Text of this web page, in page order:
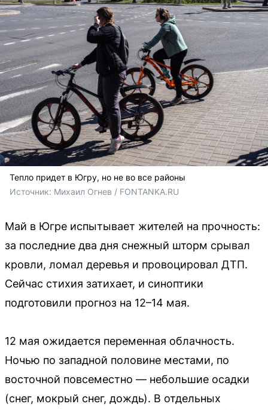
Тепло придет в Югру, но не во все районы
Источник: Михаил Огнев / FONTANKA.RU
Май в Югре испытывает жителей на прочность:
за последние два дня снежный шторм срывал
кровли, ломал деревья и провоцировал ДТП.
Сейчас стихия затихает, и синоптики
подготовили прогноз на 12–14 мая.
12 мая ожидается переменная облачность.
Ночью по западной половине местами, по
восточной повсеместно — небольшие осадки
(снег, мокрый снег, дождь). В отдельных